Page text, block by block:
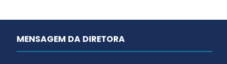
MENSAGEM DA DIRETORA